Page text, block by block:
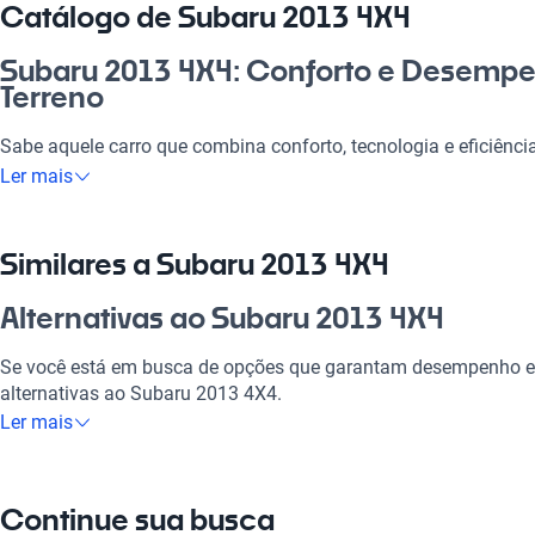
Catálogo de Subaru 2013 4X4
Subaru 2013 4X4: Conforto e
Terreno
Sabe aquele carro que combina conforto, tecnologia e
exatamente isso! Ideal para quem busca um veículo para o dia
Não perca a chance de dirigir um Subaru 2013 4X4, a escolha
investimento certo no mercado automotivo brasileiro.
Por que escolher Subaru 2013 4X4?
Tecnologia ao seu dispor
Desfrute da melhor tecnologia com Tecnología moderna,
Ler mais
Similares a Subaru 2013 4X4
Alternativas ao Subaru 2013 4X4
Se você está em busca de opções que garantam desempenho
alternativas ao Subaru 2013 4X4.
qualquer aventura.
Ler mais
Continue sua busca